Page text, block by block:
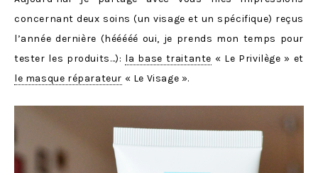
concernant deux soins (un visage et un spécifique) reçus
l’année dernière (hééééé oui, je prends mon temps pour
tester les produits…): la base traitante « Le Privilège » et
le masque réparateur « Le Visage ».